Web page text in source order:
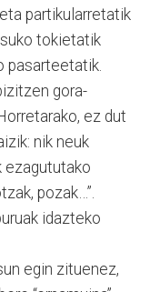
partikularretatik
tokietatik
pasarteetatik.
gora-
ez dut
nik neuk
ezagututako
pozak…”.
idazteko
egin zituenez,